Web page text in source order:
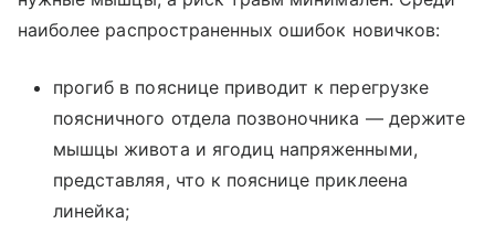
наиболее распространенных ошибок новичков:
прогиб в пояснице приводит к перегрузке
поясничного отдела позвоночника — держите
мышцы живота и ягодиц напряженными,
представляя, что к пояснице приклеена
линейка;